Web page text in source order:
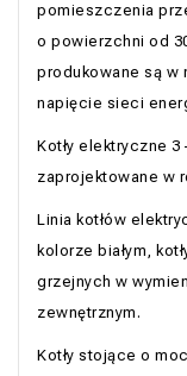
pomieszczenia
o powierzchni od
produkowane są w
napięcie sieci
Kotły elektryczne 3
zaprojektowane w
Linia kotłów
kolorze białym,
grzejnych w
zewnętrznym.
Kotły stojące o